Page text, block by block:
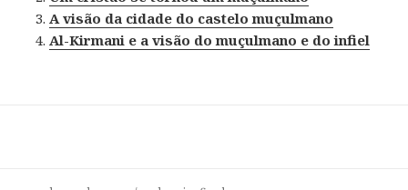
A visão da cidade do castelo muçulmano
Al-Kirmani e a visão do muçulmano e do infiel